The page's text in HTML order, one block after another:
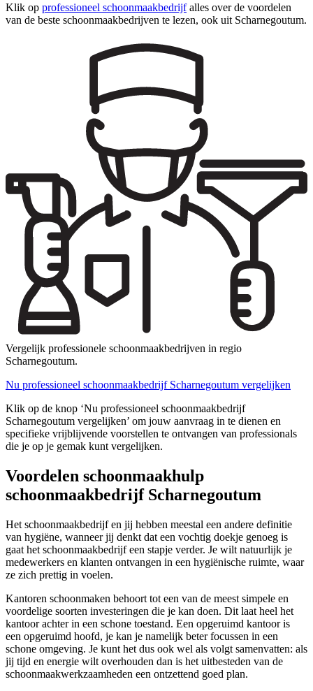
Klik op professioneel schoonmaakbedrijfalles over de voordelen
van de beste schoonmaakbedrijven te lezen, ook uit Scharnegoutum.
Vergelijk professionele schoonmaakbedrijven in regio
Scharnegoutum.
Nu professioneel schoonmaakbedrijf Scharnegoutum vergelijken
Klik op de knop ‘Nu professioneel schoonmaakbedrijf
Scharnegoutum vergelijken’ om jouw aanvraag in te dienen en
specifieke vrijblijvende voorstellen te ontvangen van professionals
die je op je gemak kunt vergelijken.
Voordelen schoonmaakhulp
schoonmaakbedrijf Scharnegoutum
Het schoonmaakbedrijf en jij hebben meestal een andere definitie
van hygiëne, wanneer jij denkt dat een vochtig doekje genoeg is
gaat het schoonmaakbedrijf een stapje verder. Je wilt natuurlijk je
medewerkers en klanten ontvangen in een hygiënische ruimte, waar
ze zich prettig in voelen.
Kantoren schoonmaken behoort tot een van de meest simpele en
voordelige soorten investeringen die je kan doen. Dit laat heel het
kantoor achter in een schone toestand. Een opgeruimd kantoor is
een opgeruimd hoofd, je kan je namelijk beter focussen in een
schone omgeving. Je kunt het dus ook wel als volgt samenvatten: als
jij tijd en energie wilt overhouden dan is het uitbesteden van de
schoonmaakwerkzaamheden een ontzettend goed plan.